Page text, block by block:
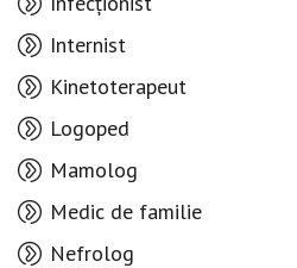
Internist
Kinetoterapeut
Logoped
Mamolog
Medic de familie
Nefrolog